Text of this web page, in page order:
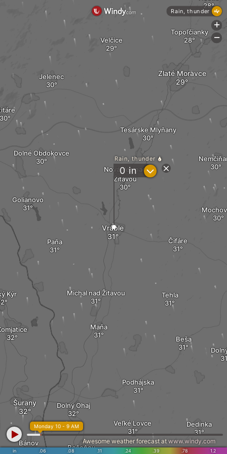
Vráble
Nová Ves nad
Žitavou
Tesárske Mlyňany
Čifáre
Maňa
Michal nad Žitavou Tehla
Beša
Dolné Obdokovce
Golianovo
Paňa
Kýr
Zlaté Moravce
Velčice
Topoľčianky
Veľké Lovce
Podhájska
Dedinka
Jelenec
Bešeňov
Bánov
Šurany Dolný Ohaj
Rain, thunder
0in ?
in .06 .08 .11 .24 .39 .78 1.2
Monday 10 - 9 AM
Awesome weather forecast at www.windy.com
Rain, thunder
+
-